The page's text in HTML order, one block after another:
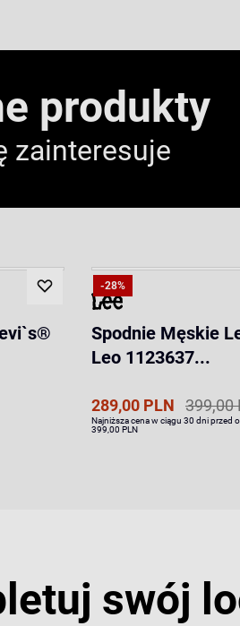
produkty
zainteresuje
-28%
Spodnie Męskie
Leo 1123637...
289,00 PLN 399,00
Najniższa cena w ciągu 30 dni przed
399,00 PLN
swój